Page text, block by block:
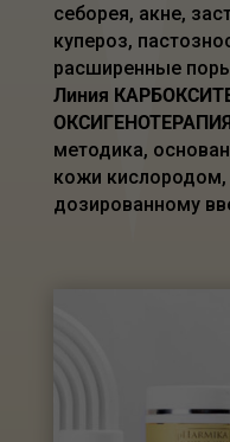
себорея, акне,
купероз,
расширенные
Линия
методика,
кожи кислородом,
дозированному